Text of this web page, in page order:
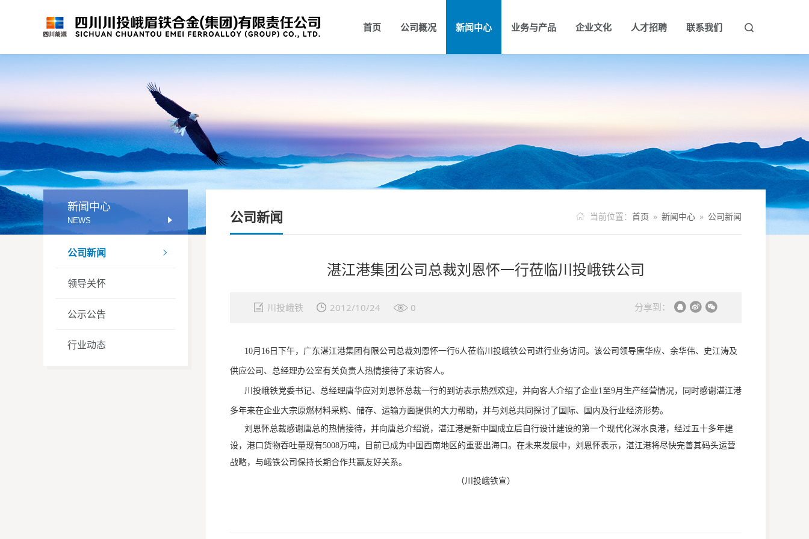
首页 公司概况 新闻中心 业务与产品 企业文化 人才招聘 联系我们 
公司简介 组织架构 领导团队 大事记 企业荣誉
公司新闻 领导关怀 公示公告 行业动态
企业理念 企业风采 社会责任
人才理念 人才招聘 
新闻中心
NEWS

公司新闻
领导关怀
公示公告
行业动态
公司新闻  当前位置： 首页 » 新闻中心 » 公司新闻
湛江港集团公司总裁刘恩怀一行莅临川投峨铁公司
川投峨铁 2012/10/24 0 分享到：
10月16日下午，广东湛江港集团有限公司总裁刘恩怀一行6人莅临川投峨铁公司进行业务访问。该公司领导唐华应、余华伟、史江涛及
供应公司、总经理办公室有关负责人热情接待了来访客人。
川投峨铁党委书记、总经理唐华应对刘恩怀总裁一行的到访表示热烈欢迎，并向客人介绍了企业1至9月生产经营情况，同时感谢湛江港
多年来在企业大宗原燃材料采购、储存、运输方面提供的大力帮助，并与刘总共同探讨了国际、国内及行业经济形势。
刘恩怀总裁感谢唐总的热情接待，并向唐总介绍说，湛江港是新中国成立后自行设计建设的第一个现代化深水良港，经过五十多年建
设，港口货物吞吐量现有5008万吨，目前已成为中国西南地区的重要出海口。在未来发展中，刘恩怀表示，湛江港将尽快完善其码头运营
战略，与峨铁公司保持长期合作共赢友好关系。
（川投峨铁宣）